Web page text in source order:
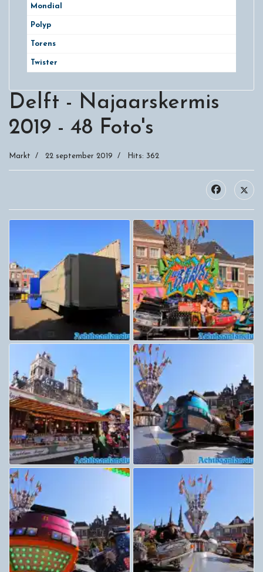
Mondial
Polyp
Torens
Twister
Delft - Najaarskermis
2019 - 48 Foto's
Markt 22 september 2019 Hits: 362